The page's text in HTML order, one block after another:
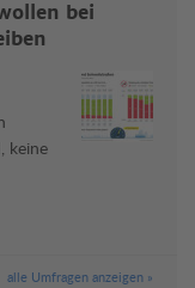
bei
keine
alle Umfragen anzeigen »